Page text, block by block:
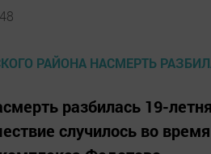
разбилась 19-
случилось во